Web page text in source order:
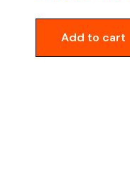
Add to cart